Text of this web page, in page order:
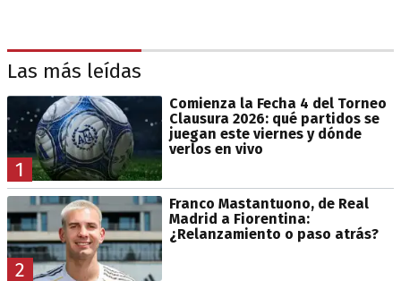
Las más leídas
1
Comienza la Fecha 4 del Torneo
Clausura 2026: qué partidos se
juegan este viernes y dónde
verlos en vivo
2
Franco Mastantuono, de Real
Madrid a Fiorentina:
¿Relanzamiento o paso atrás?